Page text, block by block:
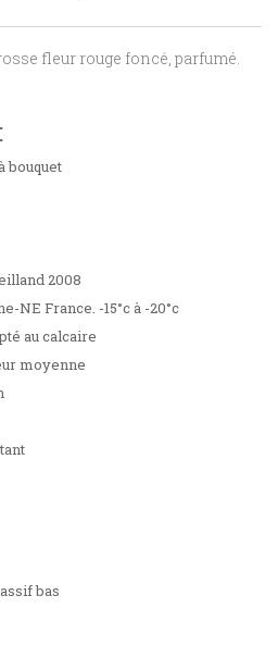
fleur rouge foncé, parfumé.
bouquet
2008
NE France. -15°c à -20°c
au calcaire
moyenne
bas